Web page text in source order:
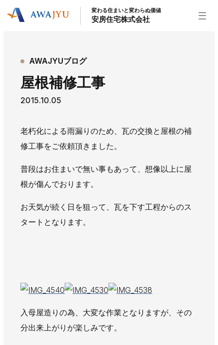
リフォーム事業 外装事業
不動産事業
安房住宅について
スタッフ紹介
社長ブログ イベント お知らせ
チラシ
AWAJYUブログ
新卒・第二新卒採用 アルバイト採用
協力会社募集
お問い合わせ
変わる住まいと変わらぬ価値
安房住宅株式会社
AWAJYUブログ
屋根補修工事
2015.10.05
老朽化による雨漏りのため、瓦の交換と屋根の補
修工事をご依頼頂きました。
普段はお住まいで無い事もあって、想像以上に屋
根が傷んでおります。
お天気が続く日を狙って、瓦を下す工程からのス
タートとなります。
入母屋造りの為、大変な作業となりますが、その
分出来上がりが楽しみです。